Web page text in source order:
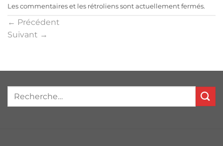
Les commentaires et les rétroliens sont actuellement fermés.
← Précédent
Suivant →